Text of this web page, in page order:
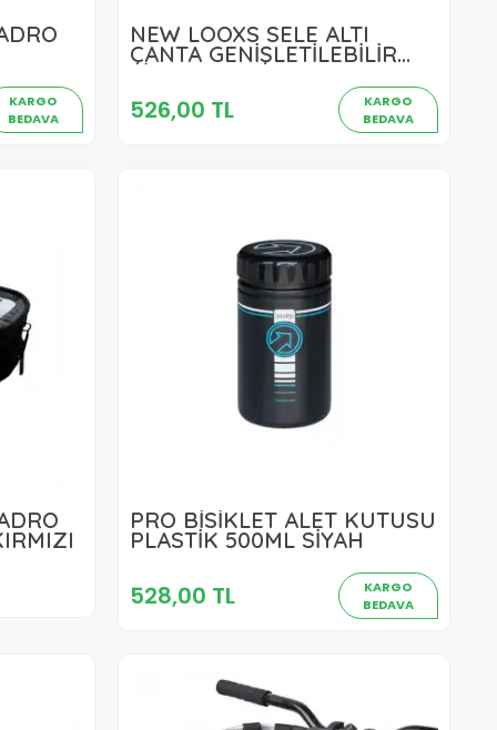
KARGO
BEDAVA
NEW LOOXS SELE ALTI
ÇANTA GENİŞLETİLEBİLİR
SİYAH 2L
526,00 TL
KARGO
BEDAVA
526,00 TL
PRO BİSİKLET ALET KUTUSU
PLASTİK 500ML SİYAH
528,00 TL
KARGO
BEDAVA
528,00 TL